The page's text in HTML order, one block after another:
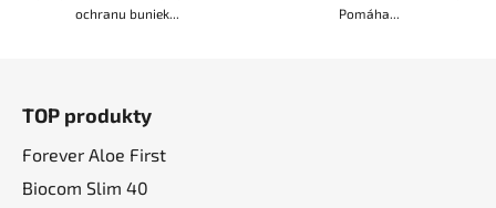
ochranu buniek...
Pomáha...
TOP produkty
Forever Aloe First
Biocom Slim 40